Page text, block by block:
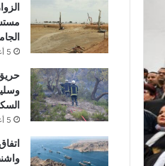
5 أغسطس، 2026
5 أغسطس، 2026